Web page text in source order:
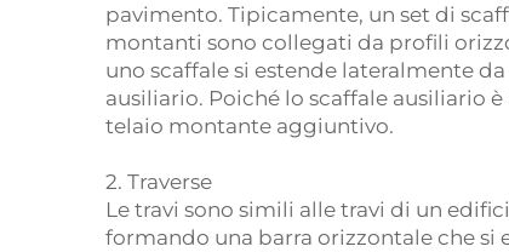
pavimento. Tipicamente, un set di
montanti sono collegati da profili
uno scaffale si estende lateralmente
ausiliario. Poiché lo scaffale ausiliario
telaio montante aggiuntivo.
2. Traverse
Le travi sono simili alle travi di un
formando una barra orizzontale che si